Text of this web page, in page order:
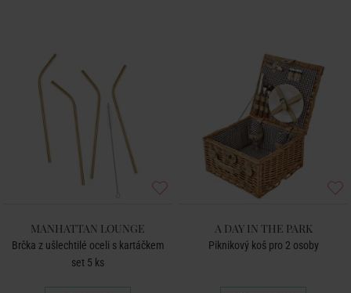
MANHATTAN LOUNGE
Brčka z ušlechtilé oceli s kartáčkem
set 5 ks
A DAY IN THE PARK
Piknikový koš pro 2 osoby